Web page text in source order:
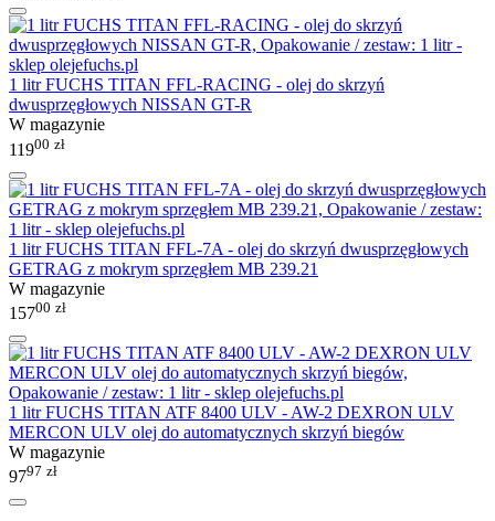
1 litr FUCHS TITAN FFL-RACING - olej do skrzyń
dwusprzęgłowych NISSAN GT-R
W magazynie
11900 zł
1 litr FUCHS TITAN FFL-7A - olej do skrzyń dwusprzęgłowych
GETRAG z mokrym sprzęgłem MB 239.21
W magazynie
15700 zł
1 litr FUCHS TITAN ATF 8400 ULV - AW-2 DEXRON ULV
MERCON ULV olej do automatycznych skrzyń biegów
W magazynie
9797 zł